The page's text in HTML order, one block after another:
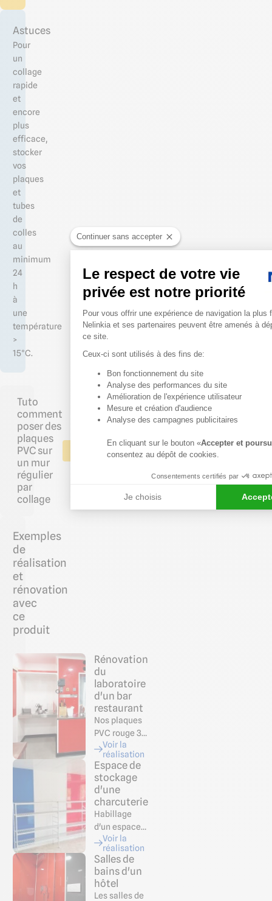
Astuces
Pour
un
collage
rapide
et
encore
plus
efficace,
stocker
vos
plaques
et
tubes
de
colles
au
minimum
24
h
à
une
température
>
15°C.
Tuto
comment
poser des
plaques
PVC sur
un mur
régulier
par
collage
Exemples
de
réalisation
et
rénovation
avec
ce
produit
Rénovation
du
laboratoire
d'un bar
restaurant
Nos plaques
PVC rouge 3…
Voir la
réalisation
Espace de
stockage
d'une
charcuterie
Habillage
d'un espace…
Voir la
réalisation
Salles de
bains d'un
hôtel
Les salles de
Continuer sans accepter
Le respect de votre vie
privée est notre priorité
Plateforme de Gestion du
Pour vous offrir une expérience de navigation la plus
Nelinkia et ses partenaires peuvent être amenés à
ce site.
Ceux-ci sont utilisés à des fins de:
Bon fonctionnement du site
Analyse des performances du site
Amélioration de l'expérience utilisateur
Mesure et création d'audience
Analyse des campagnes publicitaires
En cliquant sur le bouton «Accepter et
consentez au dépôt de cookies.
Consentements certifiés par
Je choisis
Axeptio consent